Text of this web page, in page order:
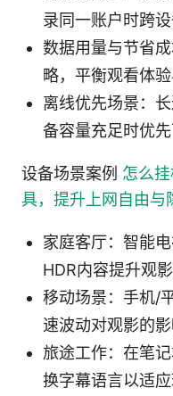
录同一账户时跨
数据用量与节省
略，平衡观看体验
离线优先场景：
备容量充足时优先
设备场景案例 怎么
具，提升上网自由与
家庭客厅：智能
HDR内容提升观影
移动场景：手机/
速波动对观影的影
旅途工作：在笔
换字幕语言以适应